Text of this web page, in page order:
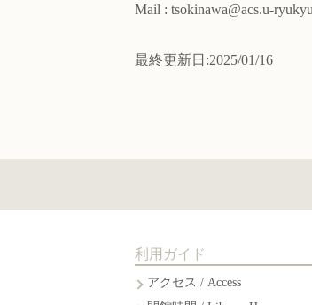
Mail : tsokinawa@acs.u-
最終更新日:2025/01/16
利用ガイド
アクセス / Access